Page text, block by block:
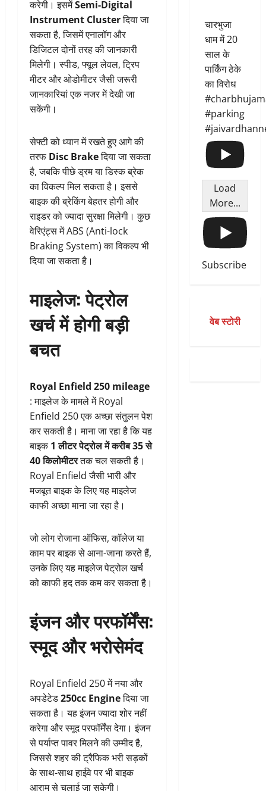
करेगी। इसमेंSemi-Digital
Instrument Clusterदिया जा
सकता है, जिसमें एनालॉग और
डिजिटल दोनों तरह की जानकारी
मिलेगी। स्पीड, फ्यूल लेवल, ट्रिप
मीटर और ओडोमीटर जैसी जरूरी
जानकारियां एक नजर में देखी जा
सकेंगी।
सेफ्टी को ध्यान में रखते हुए आगे की
तरफ Disc Brakeदिया जा सकता
है, जबकि पीछे ड्रम या डिस्क ब्रेक
का विकल्प मिल सकता है। इससे
बाइक की ब्रेकिंग बेहतर होगी और
राइडर को ज्यादा सुरक्षा मिलेगी। कुछ
वेरिएंट्स में ABS (Anti-lock
Braking System) का विकल्प भी
दिया जा सकता है।
माइलेज: पेट्रोल
खर्च में होगी बड़ी
बचत
Royal Enfield 250 mileage
: माइलेज के मामले में Royal
Enfield 250 एक अच्छा संतुलन पेश
कर सकती है। माना जा रहा है कि यह
बाइक1 लीटर पेट्रोल में करीब 35 से
40 किलोमीटरतक चल सकती है।
Royal Enfield जैसी भारी और
मजबूत बाइक के लिए यह माइलेज
काफी अच्छा माना जा रहा है।
जो लोग रोजाना ऑफिस, कॉलेज या
काम पर बाइक से आना-जाना करते हैं,
उनके लिए यह माइलेज पेट्रोल खर्च
को काफी हद तक कम कर सकता है।
इंजन और परफॉर्मेंस:
स्मूद और भरोसेमंद
Royal Enfield 250 में नया और
अपडेटेड250cc Engineदिया जा
सकता है। यह इंजन ज्यादा शोर नहीं
करेगा और स्मूद परफॉर्मेंस देगा। इंजन
से पर्याप्त पावर मिलने की उम्मीद है,
जिससे शहर की ट्रैफिक भरी सड़कों
के साथ-साथ हाईवे पर भी बाइक
आराम से चलाई जा सकेगी।
चारभुजा
धाम में 20
साल के
पार्किंग ठेके
का विरोध
#parking
Load
More...
Subscribe
वेब स्टोरी